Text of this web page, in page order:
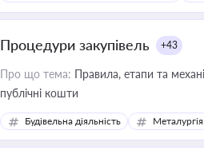
Процедури закупівель +43
Про що тема: Правила, етапи та
публічні кошти
Будівельна діяльність Металургія